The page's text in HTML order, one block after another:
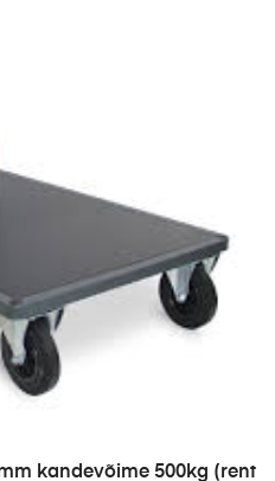
kandevõime 500kg (rent